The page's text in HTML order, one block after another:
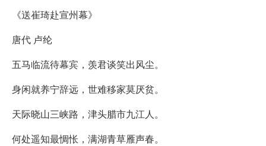
《送崔琦赴宣州幕》
唐代 卢纶
五马临流待幕宾，羡君谈笑出风尘。
身闲就养宁辞远，世难移家莫厌贫。
天际晓山三峡路，津头腊市九江人。
何处遥知最惆怅，满湖青草雁声春。